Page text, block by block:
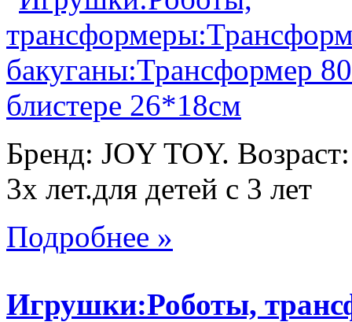
Бренд: JOY TOY.
3х лет.для детей с 3 лет
Подробнее »
Игрушки:Роботы,